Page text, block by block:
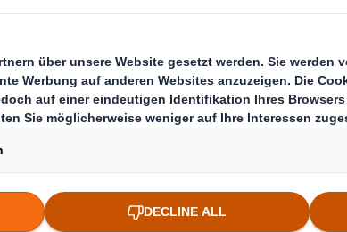
International Businessist ein
, wie z. B. rechtliche Grundlagen oder
kennenzulernen und dort